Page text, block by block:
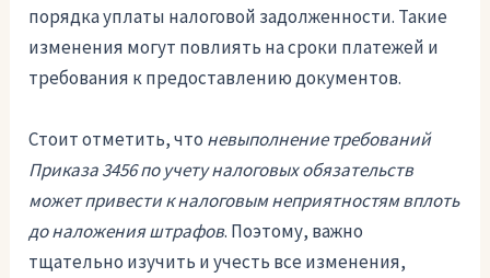
порядка уплаты налоговой задолженности. Такие
изменения могут повлиять на сроки платежей и
требования к предоставлению документов.
Стоит отметить, что невыполнение требований
Приказа 3456 по учету налоговых обязательств
может привести к налоговым неприятностям вплоть
до наложения штрафов. Поэтому, важно
тщательно изучить и учесть все изменения,